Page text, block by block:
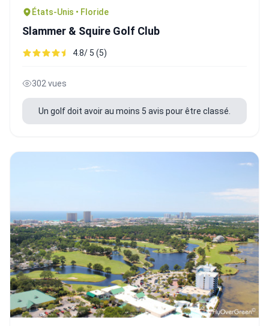
États-Unis • Floride
Slammer & Squire Golf Club
4.8/ 5 (5)
302 vues
Un golf doit avoir au moins 5 avis pour être classé.